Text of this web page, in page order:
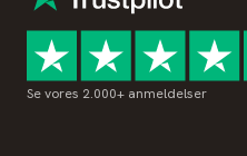
Se vores 2.000+ anmeldelser